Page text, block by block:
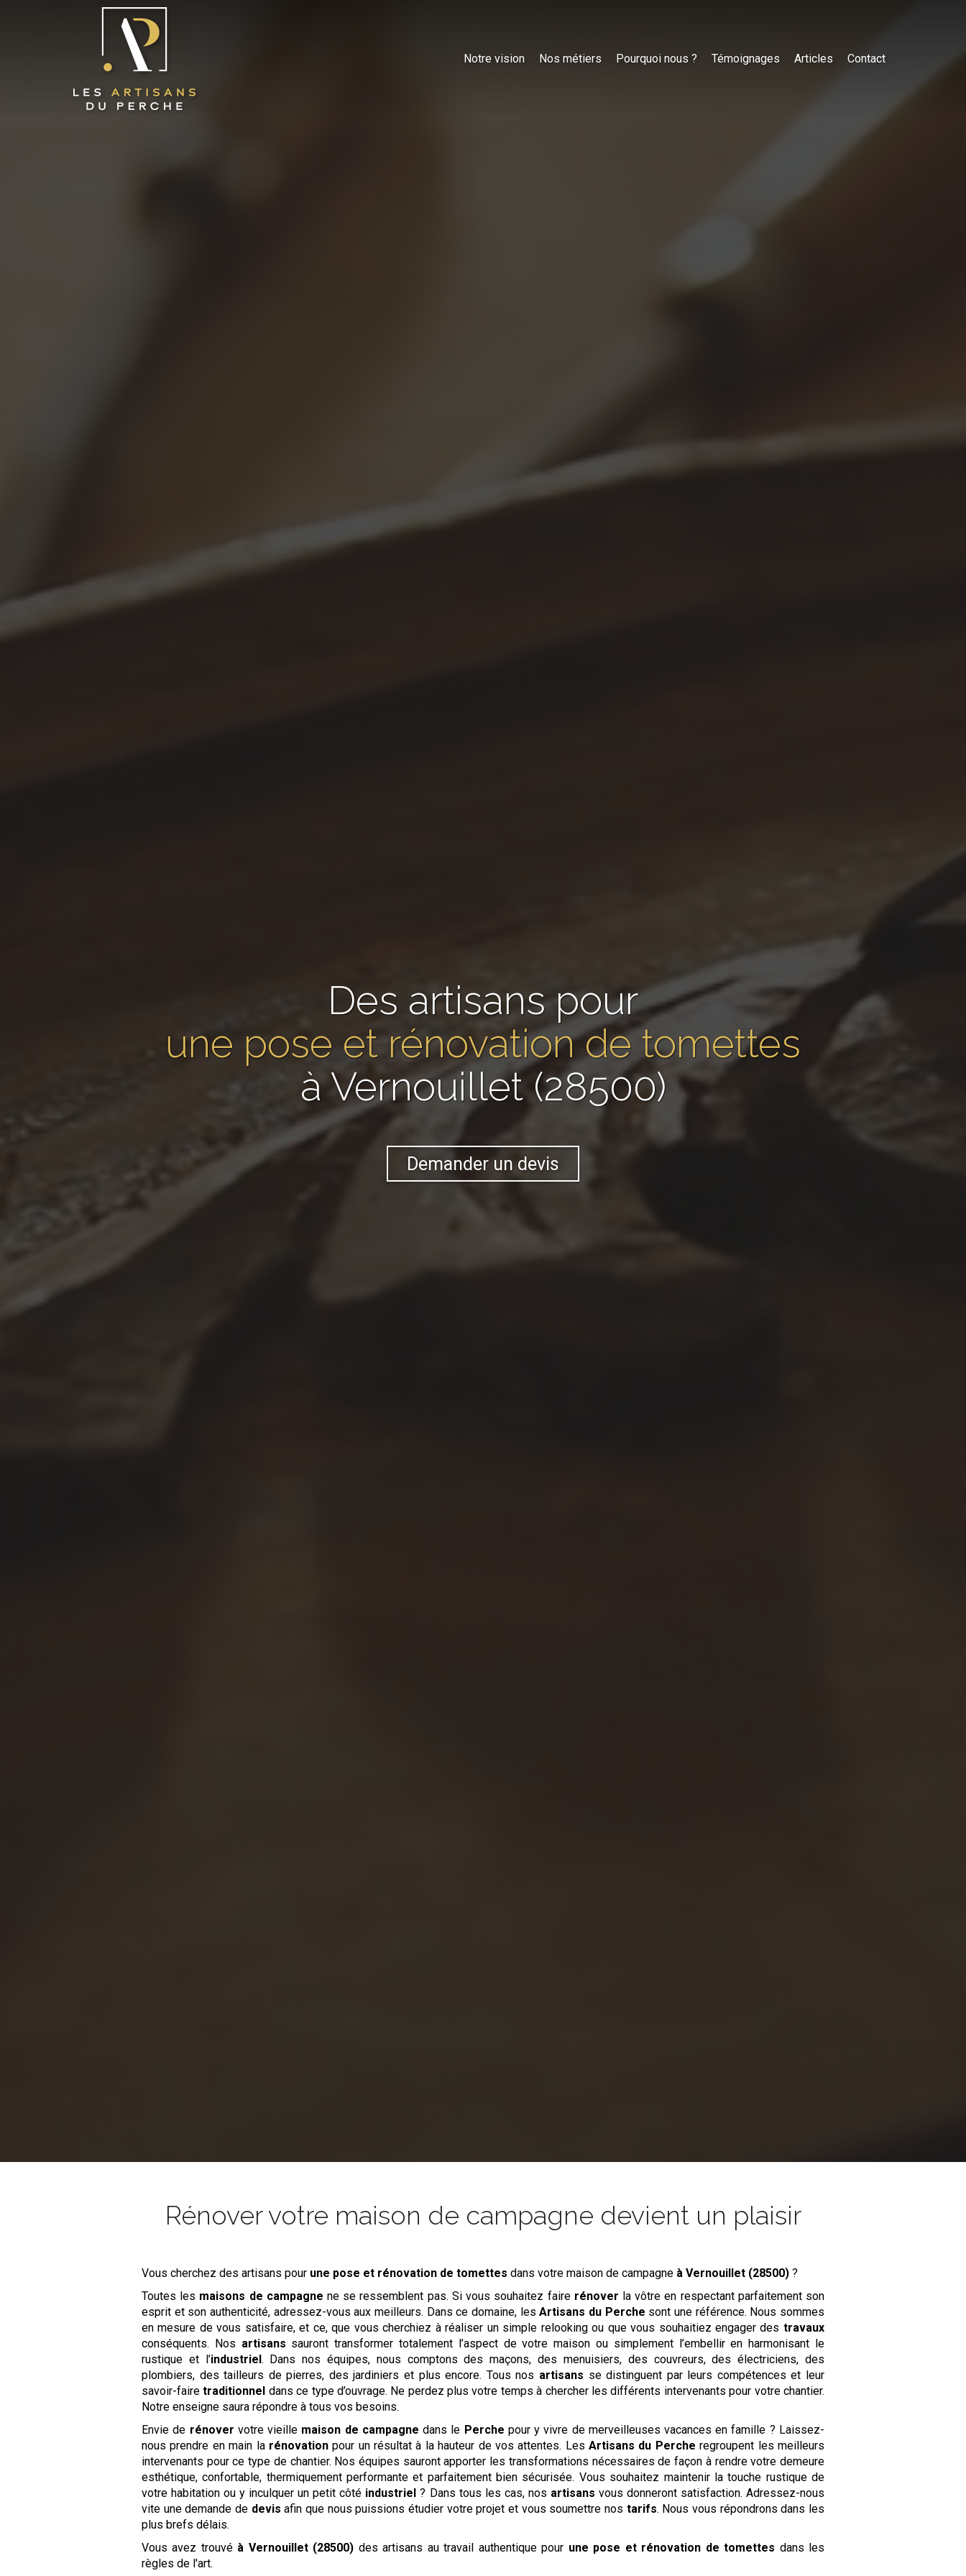
Notre vision Nos métiers Pourquoi nous ? Témoignages Articles Contact
Des artisans pour
une pose et rénovation de tomettes
à Vernouillet (28500)
Demander un devis
Rénover votre maison de campagne devient un plaisir
Vous cherchez des artisans pour une pose et rénovation de tomettes dans votre maison de campagne à Vernouillet (28500) ?
Toutes les maisons de campagne ne se ressemblent pas. Si vous souhaitez faire rénover la vôtre en respectant parfaitement son
esprit et son authenticité, adressez-vous aux meilleurs. Dans ce domaine, lesArtisans du Perche sont une référence. Nous sommes
en mesure de vous satisfaire, et ce, que vous cherchiez à réaliser un simple relooking ou que vous souhaitiez engager des travaux
conséquents. Nos artisans sauront transformer totalement l’aspect de votre maison ou simplement l’embellir en harmonisant le
rustique et l’industriel. Dans nos équipes, nous comptons des maçons, des menuisiers, des couvreurs, des électriciens, des
plombiers, des tailleurs de pierres, des jardiniers et plus encore. Tous nos artisans se distinguent par leurs compétences et leur
savoir-fairetraditionnel dans ce type d’ouvrage. Ne perdez plus votre temps à chercher les différents intervenants pour votre chantier.
Notre enseigne saura répondre à tous vos besoins.
Envie de rénover votre vieille maison de campagne dans le Perche pour y vivre de merveilleuses vacances en famille ? Laissez-
nous prendre en main la rénovationpour un résultat à la hauteur de vos attentes. LesArtisans du Perche regroupent les meilleurs
intervenants pour ce type de chantier. Nos équipes sauront apporter les transformations nécessaires de façon à rendre votre demeure
esthétique, confortable, thermiquement performante et parfaitement bien sécurisée. Vous souhaitez maintenir la touche rustique de
votre habitation ou y inculquer un petit côté industriel ? Dans tous les cas, nos artisans vous donneront satisfaction. Adressez-nous
vite une demande de devis afin que nous puissions étudier votre projet et vous soumettre nos tarifs. Nous vous répondrons dans les
plus brefs délais.
Vous avez trouvé à Vernouillet (28500) des artisans au travail authentique pour une pose et rénovation de tomettes dans les
règles de l'art.